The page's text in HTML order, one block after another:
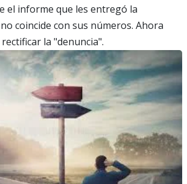
el informe que les entregó la
coincide con sus números. Ahora
la "denuncia".